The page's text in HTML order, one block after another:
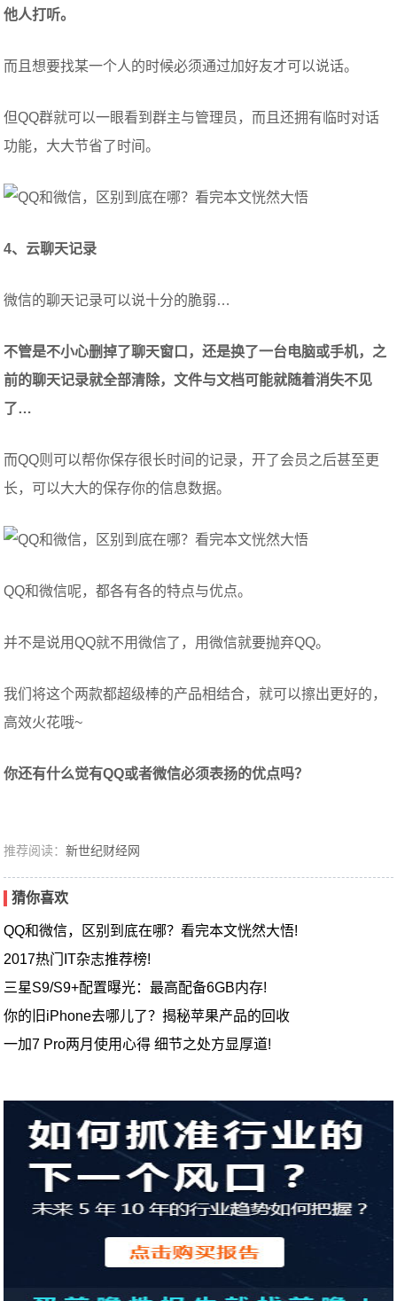
他人打听。
而且想要找某一个人的时候必须通过加好友才可以说话。
但QQ群就可以一眼看到群主与管理员，而且还拥有临时对话
功能，大大节省了时间。
4、云聊天记录
微信的聊天记录可以说十分的脆弱…
不管是不小心删掉了聊天窗口，还是换了一台电脑或手机，之
前的聊天记录就全部清除，文件与文档可能就随着消失不见
了…
而QQ则可以帮你保存很长时间的记录，开了会员之后甚至更
长，可以大大的保存你的信息数据。
QQ和微信呢，都各有各的特点与优点。
并不是说用QQ就不用微信了，用微信就要抛弃QQ。
我们将这个两款都超级棒的产品相结合，就可以擦出更好的，
高效火花哦~
你还有什么觉有QQ或者微信必须表扬的优点吗？
推荐阅读：新世纪财经网
猜你喜欢
QQ和微信，区别到底在哪？看完本文恍然大悟!
2017热门IT杂志推荐榜!
三星S9/S9+配置曝光：最高配备6GB内存!
你的旧iPhone去哪儿了？揭秘苹果产品的回收
一加7 Pro两月使用心得 细节之处方显厚道!